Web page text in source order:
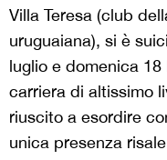
Villa Teresa (club
uruguaiana), si è
luglio e domenica
carriera di altissimo
riuscito a esordire
unica presenza